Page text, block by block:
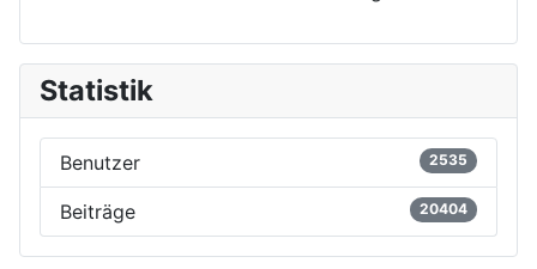
Statistik
Benutzer 2535
Beiträge 20404